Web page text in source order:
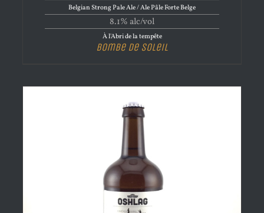
Belgian Strong Pale Ale / Ale Pâle Forte Belge
8.1% alc/vol
À l'Abri de la tempête
Bombe de Soleil